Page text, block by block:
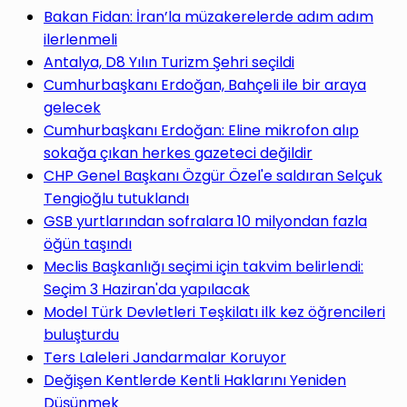
yap
...
Bakan Fidan: İran’la müzakerelerde adım adım
ilerlenmeli
Antalya, D8 Yılın Turizm Şehri seçildi
Cumhurbaşkanı Erdoğan, Bahçeli ile bir araya
gelecek
Cumhurbaşkanı Erdoğan: Eline mikrofon alıp
sokağa çıkan herkes gazeteci değildir
CHP Genel Başkanı Özgür Özel'e saldıran Selçuk
Tengioğlu tutuklandı
GSB yurtlarından sofralara 10 milyondan fazla
öğün taşındı
Meclis Başkanlığı seçimi için takvim belirlendi:
Seçim 3 Haziran'da yapılacak
Model Türk Devletleri Teşkilatı ilk kez öğrencileri
buluşturdu
Ters Laleleri Jandarmalar Koruyor
Değişen Kentlerde Kentli Haklarını Yeniden